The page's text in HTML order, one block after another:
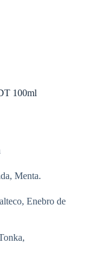
100ml
Menta.
Enebro de